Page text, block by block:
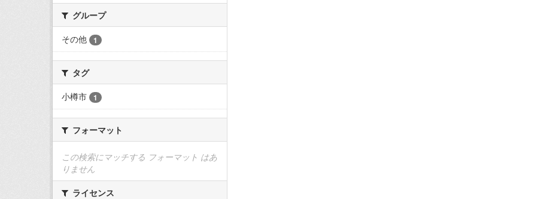
グループ
その他
1
タグ
小樽市
1
フォーマット
この検索にマッチする フォーマット はあ
りません
ライセンス